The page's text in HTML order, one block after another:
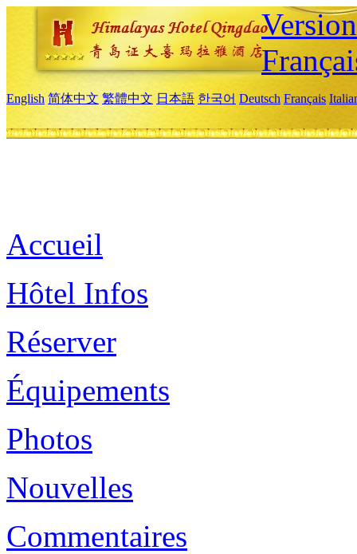
English 简体中文 繁體中文 日本語 한국어 Deutsch Français
Accueil
Hôtel Infos
Réserver
Équipements
Photos
Nouvelles
Commentaires